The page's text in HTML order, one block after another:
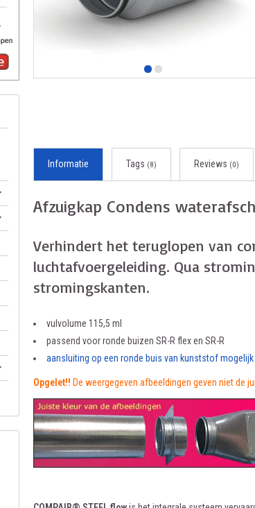
Informatie Tags (8) Reviews (0)
Afzuigkap Condens
Verhindert het teruglopen van
luchtafvoergeleiding. Qua
stromingskanten.
vulvolume 115,5 ml
passend voor ronde buizen SR-R flex en SR-R
aansluiting op een ronde buis van kunststof mogelijk
Opgelet!! De weergegeven afbeeldingen geven niet de